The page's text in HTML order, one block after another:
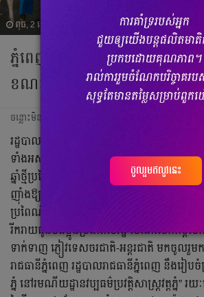
ពុធ, 2 មេសា 2025 06:47
ភ្នំពេញ ឆ្នាំនេះលេងឈុតធំ! សង្ក្រាន
ខណៈផ្លូវថ្មើរជើង Walk Street បើក
ចន្លោះមិនឃើញ
រដ្ឋបាលរាជធានីភ្នំពេញ សូមជម្រាបជូនដំណឹងដល់
ទាំងអស់មេត្តាជ្រាបថា ដើម្បីចូលរួម អបអរសា
ឆ្នាំថ្មីប្រពៃណីជាតិ ឆ្នាំម្សាញ់ សប្ដស័ក ព.ស.
ញ៉ាំងឱ្យពិធីបុណ្យប្រព្រឹត្តទៅដោយអធិកអធម រក្ស
ប្រពៃណី វប្បធម៌ដ៏ល្អផូរផង់របស់ជាតិ ព្រមទាំងផ្ត
រីករាយជូនបងប្អូនប្រជាពលរដ្ឋ សំដៅលើកកម្ពស់
ទាក់ទាញ ភ្ញៀវទេសចរជាតិ-អន្តរជាតិ មកចូលរួម
រាជធានីភ្នំពេញ រដ្ឋបាលរាជធានីភ្នំពេញ នឹងរៀបចំព្
ភ្នំ នៅរមណីយដ្ឋានវប្បធម៌ប្រវត្តិសាស្ត្រវត្តភ្នំ” រ
ចូលរួមឥលូវនេះ